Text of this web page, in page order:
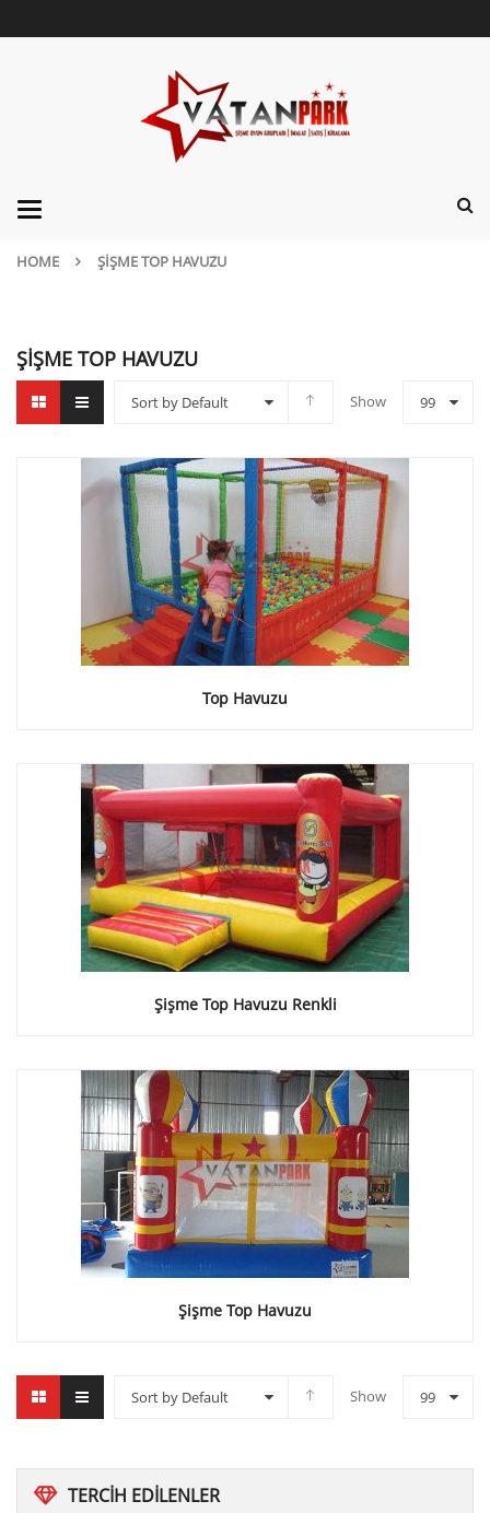
Categories
HOME ŞIŞME TOP HAVUZU
TERCIH EDILENLER
ŞIŞME TOP HAVUZU
Sort by Default Show 99
Top Havuzu
Şişme Top Havuzu Renkli
Şişme Top Havuzu
Sort by Default Show 99